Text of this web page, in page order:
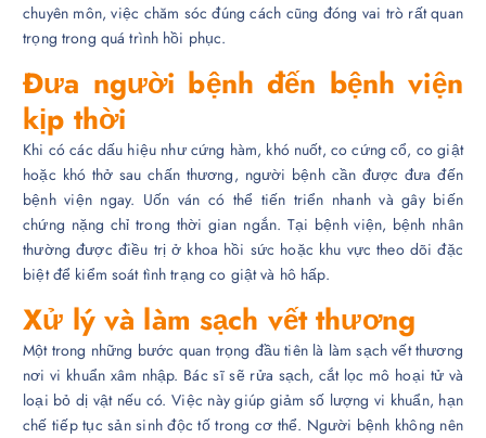
chuyên môn, việc chăm sóc đúng cách cũng đóng vai trò rất quan
trọng trong quá trình hồi phục.
Đưa người bệnh đến bệnh viện
kịp thời
Khi có các dấu hiệu như cứng hàm, khó nuốt, co cứng cổ, co giật
hoặc khó thở sau chấn thương, người bệnh cần được đưa đến
bệnh viện ngay. Uốn ván có thể tiến triển nhanh và gây biến
chứng nặng chỉ trong thời gian ngắn. Tại bệnh viện, bệnh nhân
thường được điều trị ở khoa hồi sức hoặc khu vực theo dõi đặc
biệt để kiểm soát tình trạng co giật và hô hấp.
Xử lý và làm sạch vết thương
Một trong những bước quan trọng đầu tiên là làm sạch vết thương
nơi vi khuẩn xâm nhập. Bác sĩ sẽ rửa sạch, cắt lọc mô hoại tử và
loại bỏ dị vật nếu có. Việc này giúp giảm số lượng vi khuẩn, hạn
chế tiếp tục sản sinh độc tố trong cơ thể. Người bệnh không nên